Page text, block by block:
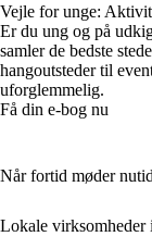
Vejle for unge:
Er du ung og på
samler de bedste
hangoutsteder til
uforglemmelig.
Få din e-bog nu
Når fortid møder
Lokale